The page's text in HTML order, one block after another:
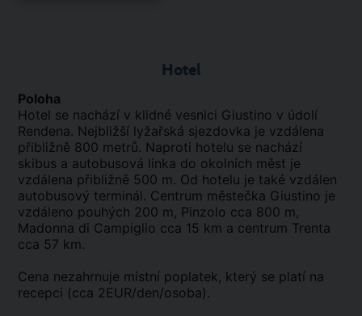
Hotel
Poloha
Hotel se nachází v klidné vesnici Giustino v údolí
Rendena. Nejbližší lyžařská sjezdovka je vzdálena
přibližně 800 metrů. Naproti hotelu se nachází
skibus a autobusová linka do okolních měst je
vzdálena přibližně 500 m. Od hotelu je také vzdálen
autobusový terminál. Centrum městečka Giustino je
vzdáleno pouhých 200 m, Pinzolo cca 800 m,
Madonna di Campiglio cca 15 km a centrum Trenta
cca 57 km.
Cena nezahrnuje místní poplatek, který se platí na
recepci (cca 2EUR/den/osoba).